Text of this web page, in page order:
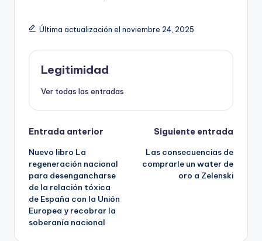
Última actualización el noviembre 24, 2025
Legitimidad
Ver todas las entradas
Navegación
de
entradas
Entrada anterior
Nuevo libro La
regeneración nacional
para desengancharse
de la relación tóxica
de España con la Unión
Europea y recobrar la
soberanía nacional
Siguiente entrada
Las consecuencias de
comprarle un water de
oro a Zelenski